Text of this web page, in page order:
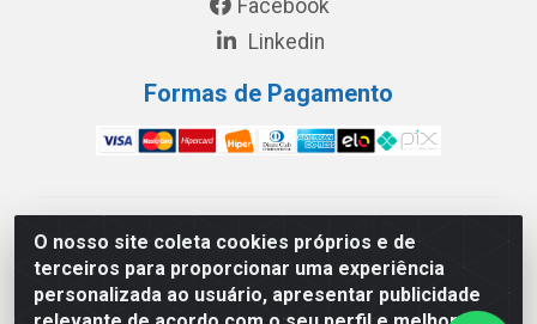
O nosso site coleta cookies próprios e de
terceiros para proporcionar uma experiência
personalizada ao usuário, apresentar publicidade
Facebook
Linkedin
Formas de Pagamento
América Latina Indústria e Comércio de Vidros LTDA -
CNPJ 19.813.045/0001-03 - Rua Carlos Drummond de
Andrade, 151 Núcleo Industrial III – Cascavel/PR - CEP
85.811-530